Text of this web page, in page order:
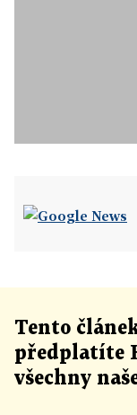
Tento
předplatíte
všechny